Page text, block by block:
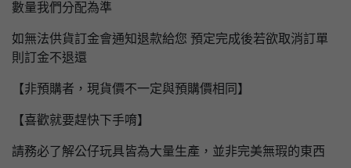
數量我們分配為準
如無法供貨訂金會通知退款給您 預定完成後若欲取消訂單
則訂金不退還
【非預購者，現貨價不一定與預購價相同】
【喜歡就要趕快下手唷】
請務必了解公仔玩具皆為大量生產，並非完美無瑕的東西